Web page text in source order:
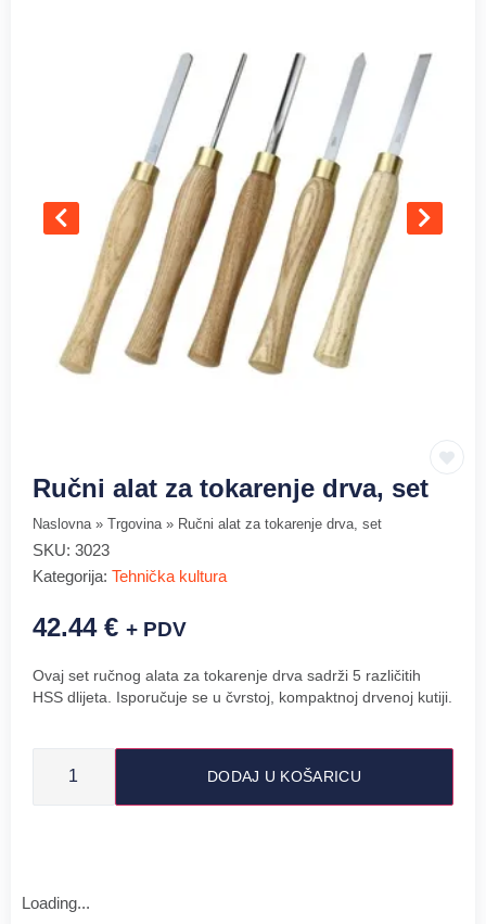
Ručni alat za tokarenje drva, set
Naslovna » Trgovina » Ručni alat za tokarenje drva, set
SKU: 3023
Kategorija: Tehnička kultura
42.44 € + PDV
Ovaj set ručnog alata za tokarenje drva sadrži 5 različitih
HSS dlijeta. Isporučuje se u čvrstoj, kompaktnoj drvenoj kutiji.
DODAJ U KOŠARICU
Loading...